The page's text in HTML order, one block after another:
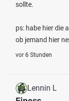
sollte.
ps: habe hier die
ob jemand hier
vor 6 Stunden
Lennin L